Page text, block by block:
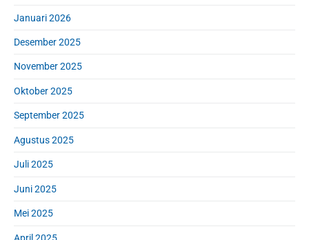
Januari 2026
Desember 2025
November 2025
Oktober 2025
September 2025
Agustus 2025
Juli 2025
Juni 2025
Mei 2025
April 2025